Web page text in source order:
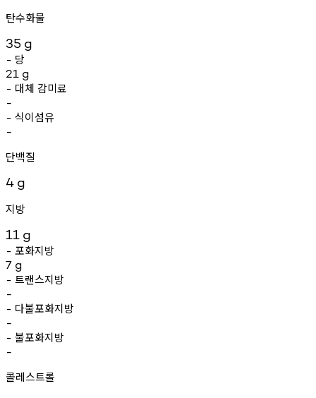
탄수화물
35 g
- 당
21 g
- 대체 감미료
-
- 식이섬유
-
단백질
4 g
지방
11 g
- 포화지방
7 g
- 트랜스지방
-
- 다불포화지방
-
- 불포화지방
-
콜레스트롤